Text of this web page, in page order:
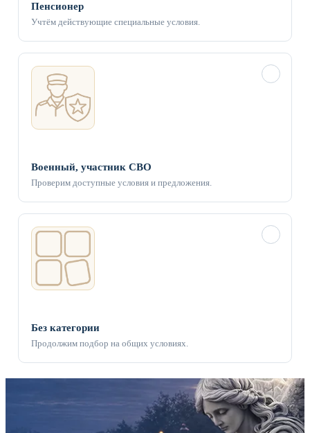
Пенсионер
Учтём действующие специальные условия.
Военный, участник СВО
Проверим доступные условия и предложения.
Без категории
Продолжим подбор на общих условиях.